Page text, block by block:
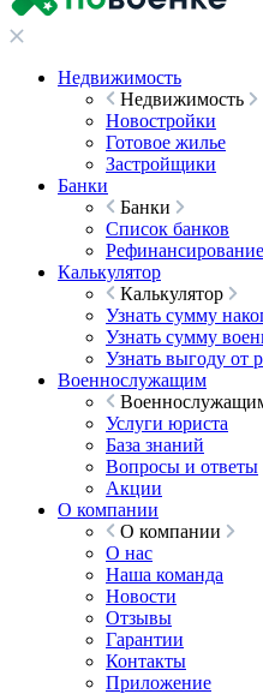
Недвижимость
Недвижимость
Новостройки
Готовое жилье
Застройщики
Банки
Банки
Список банков
Рефинансирование
Калькулятор
Калькулятор
Узнать сумму
Узнать сумму
Узнать выгоду от
Военнослужащим
Услуги юриста
База знаний
Вопросы и ответы
Акции
О компании
О компании
О нас
Наша команда
Новости
Отзывы
Гарантии
Контакты
Приложение